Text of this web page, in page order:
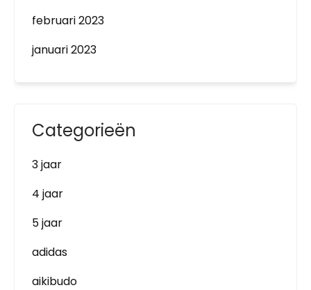
februari 2023
januari 2023
Categorieën
3 jaar
4 jaar
5 jaar
adidas
aikibudo